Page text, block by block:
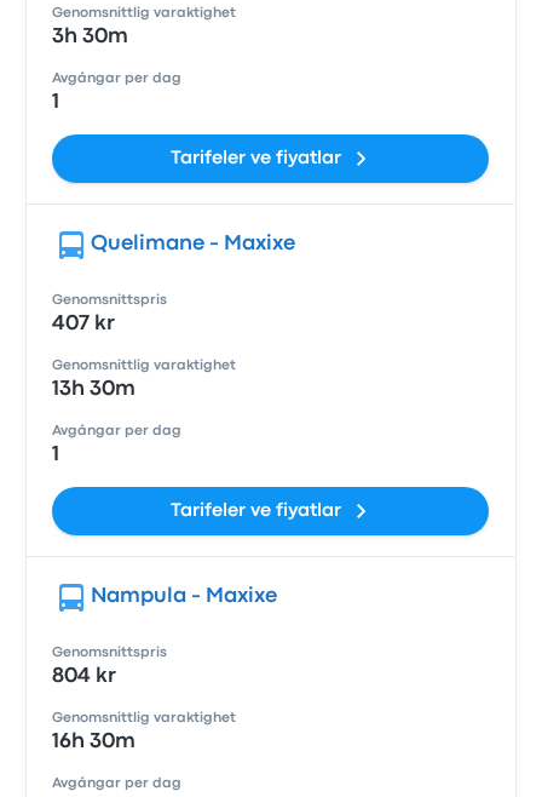
Genomsnittlig varaktighet
3h 30m
Avgångar per dag
1
Tarifeler ve fiyatlar
Quelimane - Maxixe
Genomsnittspris
407 kr
Genomsnittlig varaktighet
13h 30m
Avgångar per dag
1
Tarifeler ve fiyatlar
Nampula - Maxixe
Genomsnittspris
804 kr
Genomsnittlig varaktighet
16h 30m
Avgångar per dag